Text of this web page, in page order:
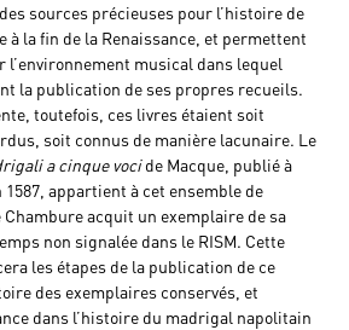
sources précieuses pour l’histoire de
à la fin de la Renaissance, et permettent
l’environnement musical dans lequel
la publication de ses propres recueils.
toutefois, ces livres étaient soit
soit connus de manière lacunaire. Le
a cinque vocide Macque, publié à
appartient à cet ensemble de
Chambure acquit un exemplaire de sa
non signalée dans le RISM. Cette
les étapes de la publication de ce
des exemplaires conservés, et
dans l’histoire du madrigal napolitain